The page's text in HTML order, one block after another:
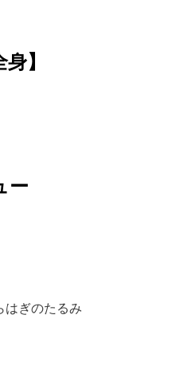
】
ー
はぎのたるみ